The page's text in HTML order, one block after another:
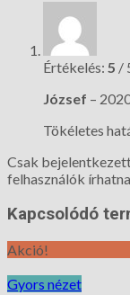
Értékelés: 5 /
József –
Tökéletes
Csak
felhasználók
Kapcsolódó
Akció!
Gyors nézet